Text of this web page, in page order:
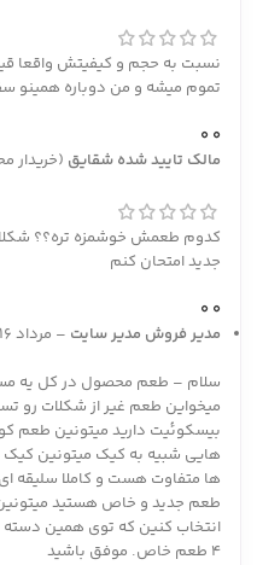
نسبت به حجم و کیفیتش واقعا
تموم میشه و من دوباره همینو
0
0
مالک تایید شده شقایق (خریدار
کدوم طعمش خوشمزه تره؟؟
جدید امتحان کنم
0
0
مدیر فروش مدیر سایت – مرداد 16, 1404
سلام – طعم محصول در کل یه
میخواین طعم غیر از شکلات رو
بیسکوئیت دارید میتونین طعم
هایی شبیه به کیک میتونین کیک
ها متفاوت هست و کاملا سلیقه
طعم جدید و خاص هستید
انتخاب کنین که توی همین
4 طعم خاص. موفق باشید